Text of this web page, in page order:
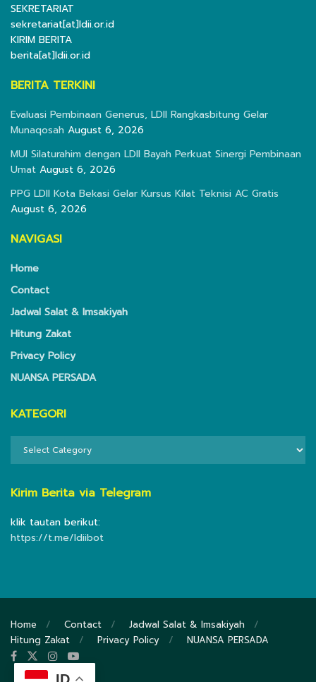
SEKRETARIAT
sekretariat[at]ldii.or.id
KIRIM BERITA
berita[at]ldii.or.id
BERITA TERKINI
Evaluasi Pembinaan Generus, LDII Rangkasbitung Gelar
Munaqosah August 6, 2026
MUI Silaturahim dengan LDII Bayah Perkuat Sinergi Pembinaan
Umat August 6, 2026
PPG LDII Kota Bekasi Gelar Kursus Kilat Teknisi AC Gratis
August 6, 2026
NAVIGASI
Home
Contact
Jadwal Salat & Imsakiyah
Hitung Zakat
Privacy Policy
NUANSA PERSADA
KATEGORI
Kirim Berita via Telegram
klik tautan berikut:
https://t.me/ldiibot
Home Contact
Jadwal Salat & Imsakiyah
Hitung Zakat
Privacy Policy NUANSA PERSADA